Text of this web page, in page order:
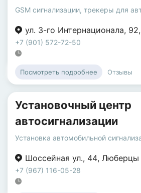
GSM сигнализации, трекеры для
ул. 3-го Интернационала, 92,
+7 (901) 572-72-50
Посмотреть подробнее Отзывы
Установочный центр
автосигнализации
Установка автомобильной
Шоссейная ул., 44, Люберцы
+7 (967) 116-05-28